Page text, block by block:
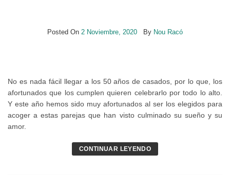
Posted On 2 Noviembre, 2020 By Nou Racó
No es nada fácil llegar a los 50 años de casados, por lo que, los
afortunados que los cumplen quieren celebrarlo por todo lo alto.
Y este año hemos sido muy afortunados al ser los elegidos para
acoger a estas parejas que han visto culminado su sueño y su
amor.
CONTINUAR LEYENDO